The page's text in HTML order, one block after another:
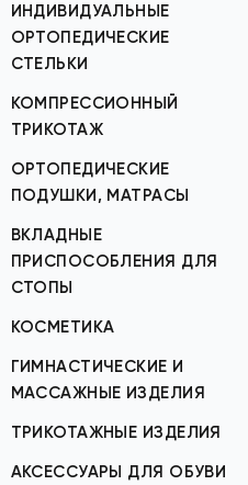
ИНДИВИДУАЛЬНЫЕ
ОРТОПЕДИЧЕСКИЕ
СТЕЛЬКИ
КОМПРЕССИОННЫЙ
ТРИКОТАЖ
ОРТОПЕДИЧЕСКИЕ
ПОДУШКИ, МАТРАСЫ
ВКЛАДНЫЕ
ПРИСПОСОБЛЕНИЯ ДЛЯ
СТОПЫ
КОСМЕТИКА
ГИМНАСТИЧЕСКИЕ И
МАССАЖНЫЕ ИЗДЕЛИЯ
ТРИКОТАЖНЫЕ ИЗДЕЛИЯ
АКСЕССУАРЫ ДЛЯ ОБУВИ